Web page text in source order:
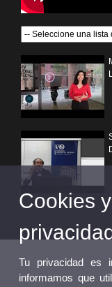
Cookies
Tu privacidad es
informamos que